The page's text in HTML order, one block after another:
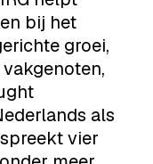
bij het
groei,
als
vier